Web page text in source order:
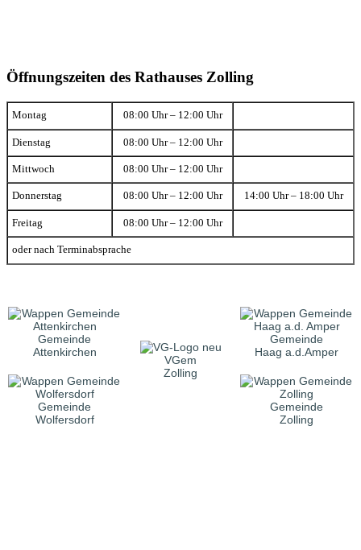
Öffnungszeiten des Rathauses Zolling
Montag 08:00 Uhr – 12:00 Uhr
Dienstag 08:00 Uhr – 12:00 Uhr
Mittwoch 08:00 Uhr – 12:00 Uhr
Donnerstag 08:00 Uhr – 12:00 Uhr 14:00 Uhr – 18:00 Uhr
Freitag 08:00 Uhr – 12:00 Uhr
oder nach Terminabsprache
Gemeinde
Attenkirchen
VGem
Zolling
Gemeinde
Haag a.d.Amper
Gemeinde
Wolfersdorf
Gemeinde
Zolling